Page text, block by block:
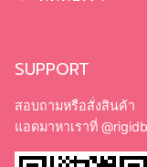
SUPPORT
สอบถามหรือสั่งสินค้า
แอดมาหาเราที่